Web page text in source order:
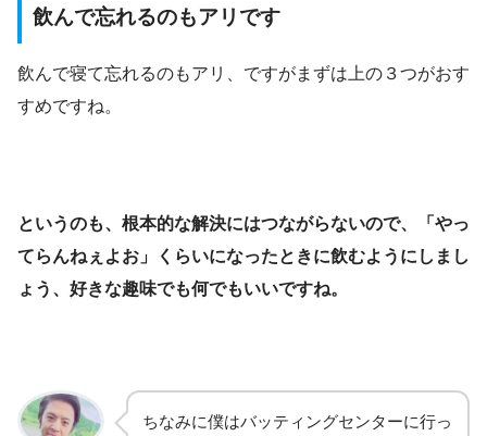
飲んで忘れるのもアリです
飲んで寝て忘れるのもアリ、ですがまずは上の３つがおす
すめですね。
というのも、根本的な解決にはつながらないので、「やっ
てらんねぇよお」くらいになったときに飲むようにしまし
ょう、好きな趣味でも何でもいいですね。
ちなみに僕はバッティングセンターに行っ